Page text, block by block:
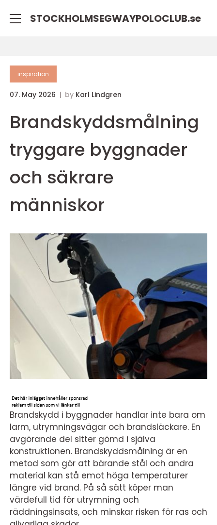
STOCKHOLMSEGWAYPOLOCLUB.se
inspiration
07. May 2026 by Karl Lindgren
Brandskyddsmålning
tryggare byggnader
och säkrare
människor
Brandskydd i byggnader handlar inte bara om
larm, utrymningsvägar och brandsläckare. En
avgörande del sitter gömd i själva
konstruktionen. Brandskyddsmålning är en
metod som gör att bärande stål och andra
material kan stå emot höga temperaturer
längre vid brand. På så sätt köper man
värdefull tid för utrymning och
räddningsinsats, och minskar risken för ras och